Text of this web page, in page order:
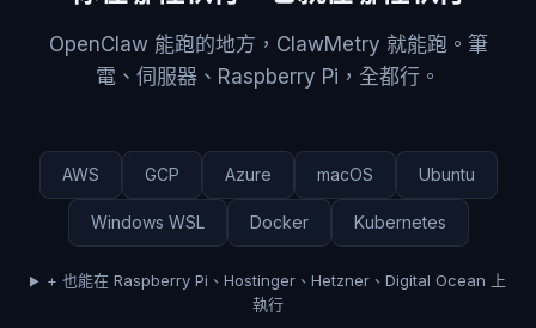
OpenClaw 能跑的地方，ClawMetry 就能跑。筆
電、伺服器、Raspberry Pi，全都行。
AWS GCP Azure macOS Ubuntu
Windows WSL Docker Kubernetes
+ 也能在 Raspberry Pi、Hostinger、Hetzner、Digital Ocean 上
執行